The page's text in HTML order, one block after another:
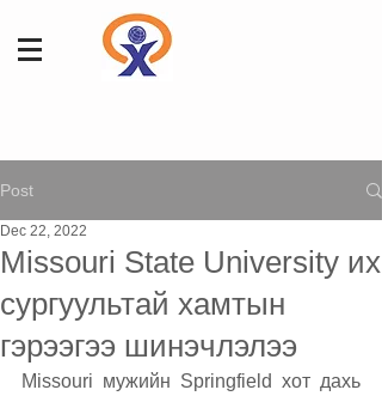
Post
Missouri State University их
сургуультай хамтын
гэрээгээ шинэчлэлээ
Dec 22, 2022
Missouri мужийн Springfield хот дахь